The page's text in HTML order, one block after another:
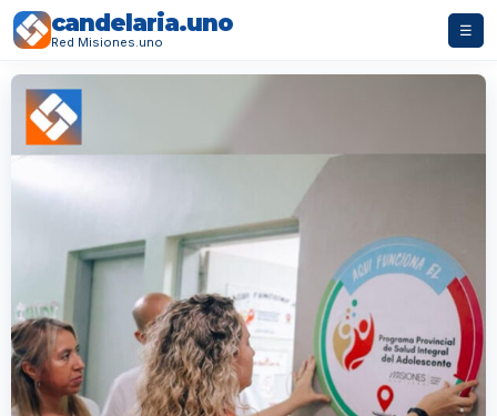
candelaria.uno
Red Misiones.uno
☰